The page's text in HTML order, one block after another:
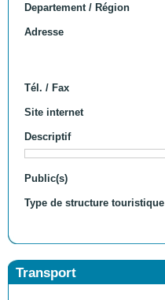
Departement / Région
Adresse
Tél. / Fax
Site internet
Descriptif
Public(s)
Type de structure touristique
Transport